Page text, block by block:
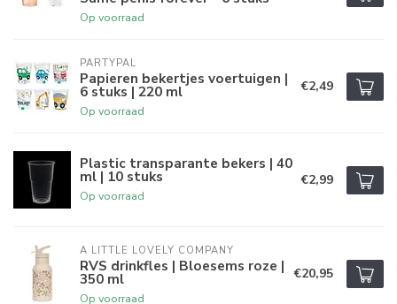
Op voorraad
PARTYPAL
Papieren bekertjes voertuigen |
6 stuks | 220 ml
Op voorraad
€2,49
Plastic transparante bekers | 40
ml | 10 stuks
Op voorraad
€2,99
A LITTLE LOVELY COMPANY
RVS drinkfles | Bloesems roze |
350 ml
Op voorraad
€20,95